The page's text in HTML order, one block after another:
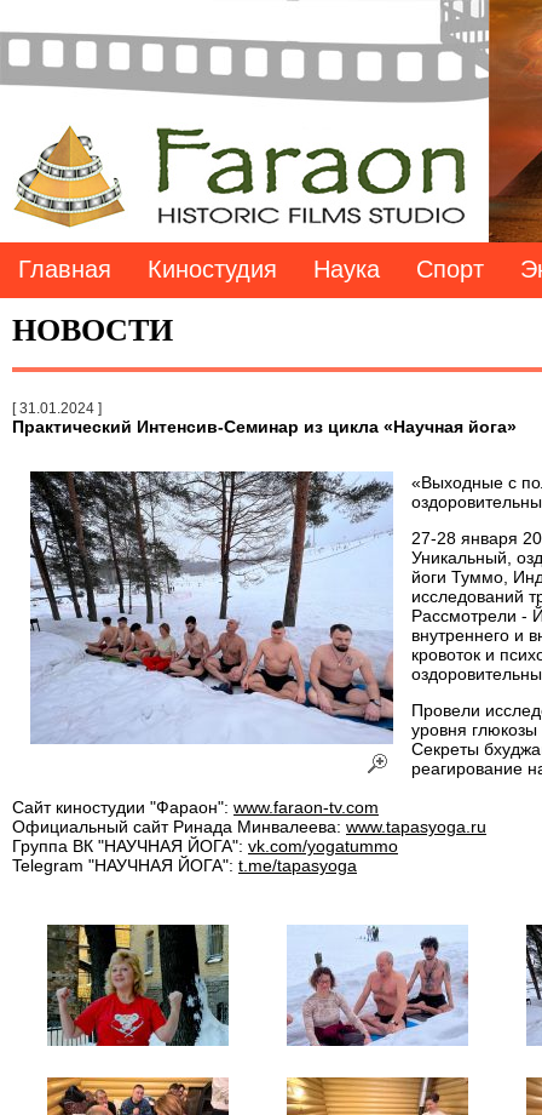
Главная Киностудия Наука Спорт
НОВОСТИ
[ 31.01.2024 ]
Практический Интенсив-Семинар из цикла «Научная йога»
«Выходные с
27-28 января
Уникальный,
йоги Туммо,
исследований
Рассмотрели -
внутреннего и
кровоток и
Провели
уровня
Секреты
реагирование
Сайт киностудии "Фараон": www.faraon-tv.com
Официальный сайт Ринада Минвалеева: www.tapasyoga.ru
Группа ВК "НАУЧНАЯ ЙОГА": vk.com/yogatummo
Telegram "НАУЧНАЯ ЙОГА": t.me/tapasyoga